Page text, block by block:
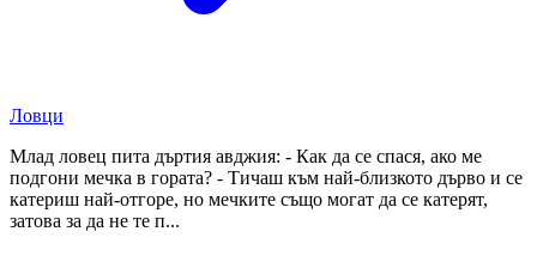
Ловци
Млад ловец пита дъртия авджия: - Как да се спася, ако ме
подгони мечка в гората? - Тичаш към най-близкото дърво и се
катериш най-отгоре, но мечките също могат да се катерят,
затова за да не те п...